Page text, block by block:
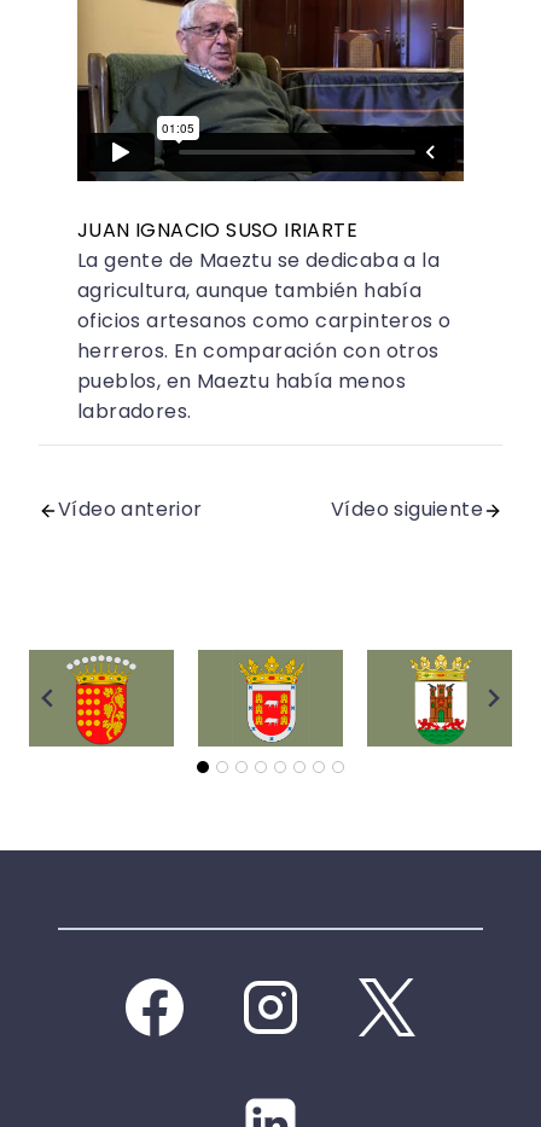
JUAN IGNACIO SUSO IRIARTE
La gente de Maeztu se dedicaba a la
agricultura, aunque también había
oficios artesanos como carpinteros o
herreros. En comparación con otros
pueblos, en Maeztu había menos
labradores.
Vídeo anterior Vídeo siguiente